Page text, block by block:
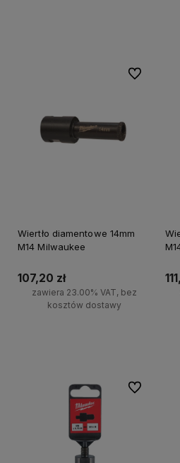
Wiertło diamentowe 14mm
M14 Milwaukee
107,20 zł
zawiera 23.00% VAT, bez
kosztów dostawy
Do
Do